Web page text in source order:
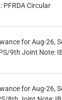
PFRDA Circular
for Aug-26,
9th Joint Note:
for Aug-26,